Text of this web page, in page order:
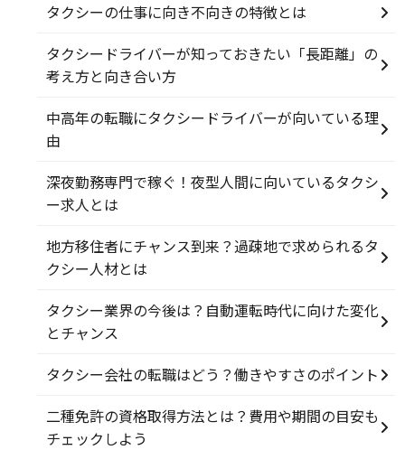
タクシーの仕事に向き不向きの特徴とは
タクシードライバーが知っておきたい「長距離」の
考え方と向き合い方
中高年の転職にタクシードライバーが向いている理
由
深夜勤務専門で稼ぐ！夜型人間に向いているタクシ
ー求人とは
地方移住者にチャンス到来？過疎地で求められるタ
クシー人材とは
タクシー業界の今後は？自動運転時代に向けた変化
とチャンス
タクシー会社の転職はどう？働きやすさのポイント
二種免許の資格取得方法とは？費用や期間の目安も
チェックしよう